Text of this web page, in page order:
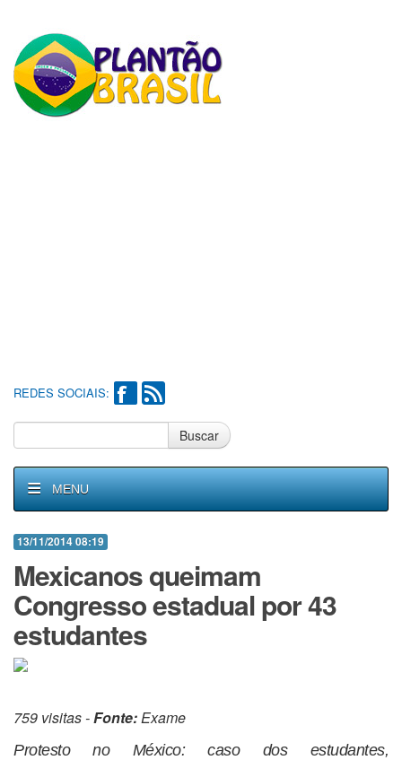
REDES SOCIAIS:
Buscar
MENU
13/11/2014 08:19
Mexicanos queimam
Congresso estadual por 43
estudantes
759 visitas -Fonte:Exame
Protesto no México: caso dos estudantes,